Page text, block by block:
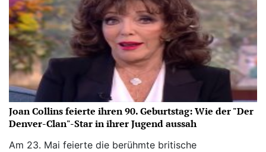
Joan Collins feierte ihren 90. Geburtstag: Wie der "Der
Denver-Clan"-Star in ihrer Jugend aussah
Am 23. Mai feierte die berühmte britische